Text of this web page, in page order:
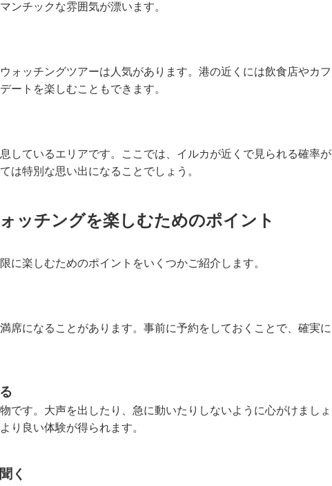
ンチックな雰囲気が漂います。
ォッチングツアーは人気があります。港の近くには飲食店やカフ
ートを楽しむこともできます。
しているエリアです。ここでは、イルカが近くで見られる確率が
は特別な思い出になることでしょう。
ッチングを楽しむためのポイント
に楽しむためのポイントをいくつかご紹介します。
席になることがあります。事前に予約をしておくことで、確実に
です。大声を出したり、急に動いたりしないように心がけましょ
り良い体験が得られます。
く